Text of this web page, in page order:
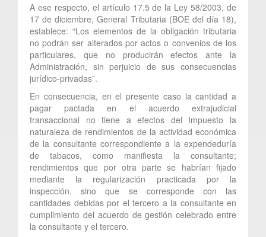
A ese respecto, el artículo 17.5 de la Ley 58/2003, de
17 de diciembre, General Tributaria (BOE del día 18),
establece: “Los elementos de la obligación tributaria
no podrán ser alterados por actos o convenios de los
particulares, que no producirán efectos ante la
Administración, sin perjuicio de sus consecuencias
jurídico-privadas”.
En consecuencia, en el presente caso la cantidad a
pagar pactada en el acuerdo extrajudicial
transaccional no tiene a efectos del Impuesto la
naturaleza de rendimientos de la actividad económica
de la consultante correspondiente a la expendeduría
de tabacos, como manifiesta la consultante;
rendimientos que por otra parte se habrían fijado
mediante la regularización practicada por la
inspección, sino que se corresponde con las
cantidades debidas por el tercero a la consultante en
cumplimiento del acuerdo de gestión celebrado entre
la consultante y el tercero.